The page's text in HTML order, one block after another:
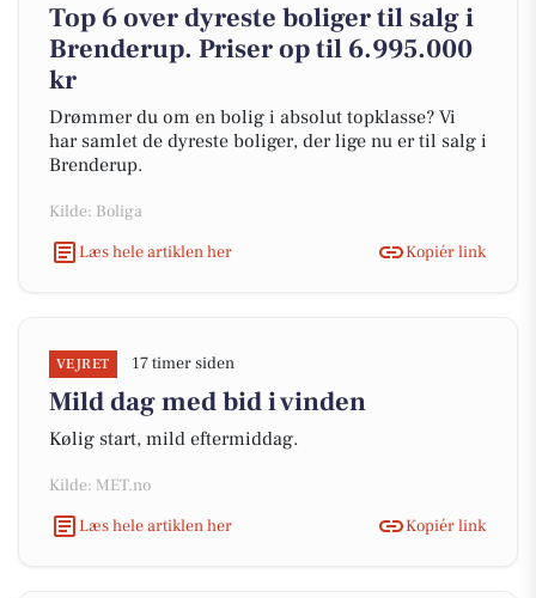
Top 6 over dyreste boliger til salg i
Brenderup. Priser op til 6.995.000
kr
Drømmer du om en bolig i absolut topklasse? Vi
har samlet de dyreste boliger, der lige nu er til salg i
Brenderup.
Kilde: Boliga
Læs hele artiklen her
Kopiér link
VEJRET 17 timer siden
Mild dag med bid i vinden
Kølig start, mild eftermiddag.
Kilde: MET.no
Læs hele artiklen her
Kopiér link